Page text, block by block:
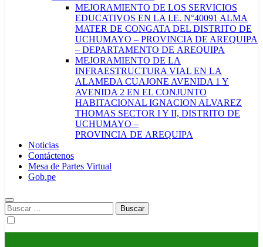
MEJORAMIENTO DE LOS SERVICIOS
EDUCATIVOS EN LA I.E. N°40091 ALMA
MATER DE CONGATA DEL DISTRITO DE
UCHUMAYO – PROVINCIA DE AREQUIPA
– DEPARTAMENTO DE AREQUIPA
MEJORAMIENTO DE LA
INFRAESTRUCTURA VIAL EN LA
ALAMEDA CUAJONE AVENIDA 1 Y
AVENIDA 2 EN EL CONJUNTO
HABITACIONAL IGNACION ALVAREZ
THOMAS SECTOR I Y II, DISTRITO DE
UCHUMAYO –
PROVINCIA DE AREQUIPA
Noticias
Contáctenos
Mesa de Partes Virtual
Gob.pe
Buscar: